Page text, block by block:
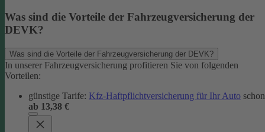
Was sind die Vorteile der Fahrzeugversicherung der
DEVK?
Was sind die Vorteile der Fahrzeugversicherung der DEVK?
In unserer Fahrzeugversicherung profitieren Sie von folgenden
Vorteilen:
günstige Tarife: Kfz-Haftpflichtversicherung für Ihr Auto schon
ab 13,38 €